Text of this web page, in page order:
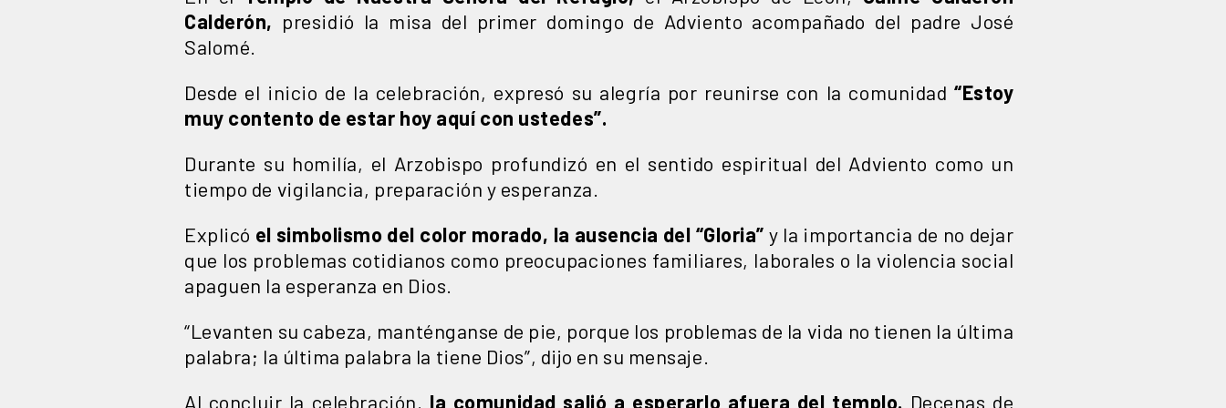
Calderón, presidió la misa del primer domingo de Adviento acompañado del padre José
Salomé.
Desde el inicio de la celebración, expresó su alegría por reunirse con la comunidad “Estoy
muy contento de estar hoy aquí con ustedes”.
Durante su homilía, el Arzobispo profundizó en el sentido espiritual del Adviento como un
tiempo de vigilancia, preparación y esperanza.
Explicó el simbolismo del color morado, la ausencia del “Gloria” y la importancia de no dejar
que los problemas cotidianos como preocupaciones familiares, laborales o la violencia social
apaguen la esperanza en Dios.
“Levanten su cabeza, manténganse de pie, porque los problemas de la vida no tienen la última
palabra; la última palabra la tiene Dios”, dijo en su mensaje.
Al concluir la celebración, la comunidad salió a esperarlo afuera del templo. Decenas de